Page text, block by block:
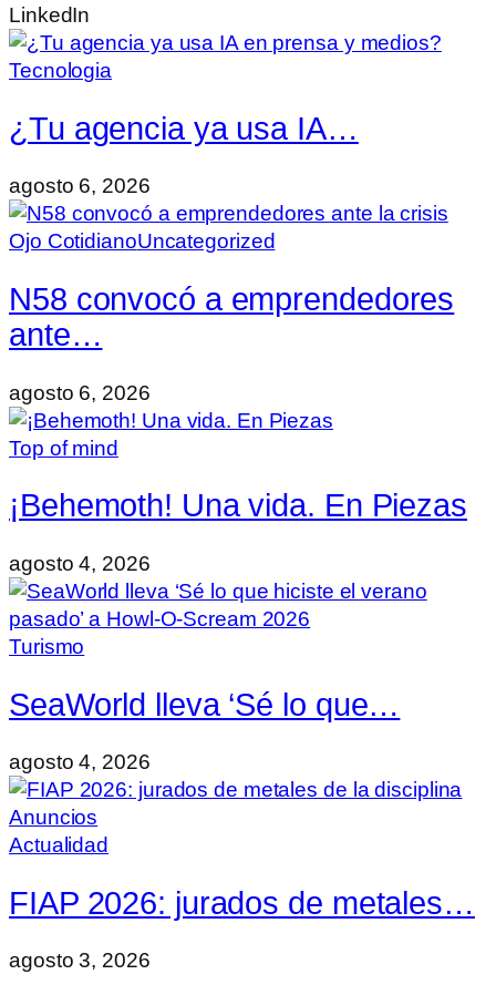
LinkedIn
Tecnologia
¿Tu agencia ya usa IA…
agosto 6, 2026
Ojo CotidianoUncategorized
N58 convocó a emprendedores
ante…
agosto 6, 2026
Top of mind
¡Behemoth! Una vida. En Piezas
agosto 4, 2026
Turismo
SeaWorld lleva ‘Sé lo que…
agosto 4, 2026
Actualidad
FIAP 2026: jurados de metales…
agosto 3, 2026